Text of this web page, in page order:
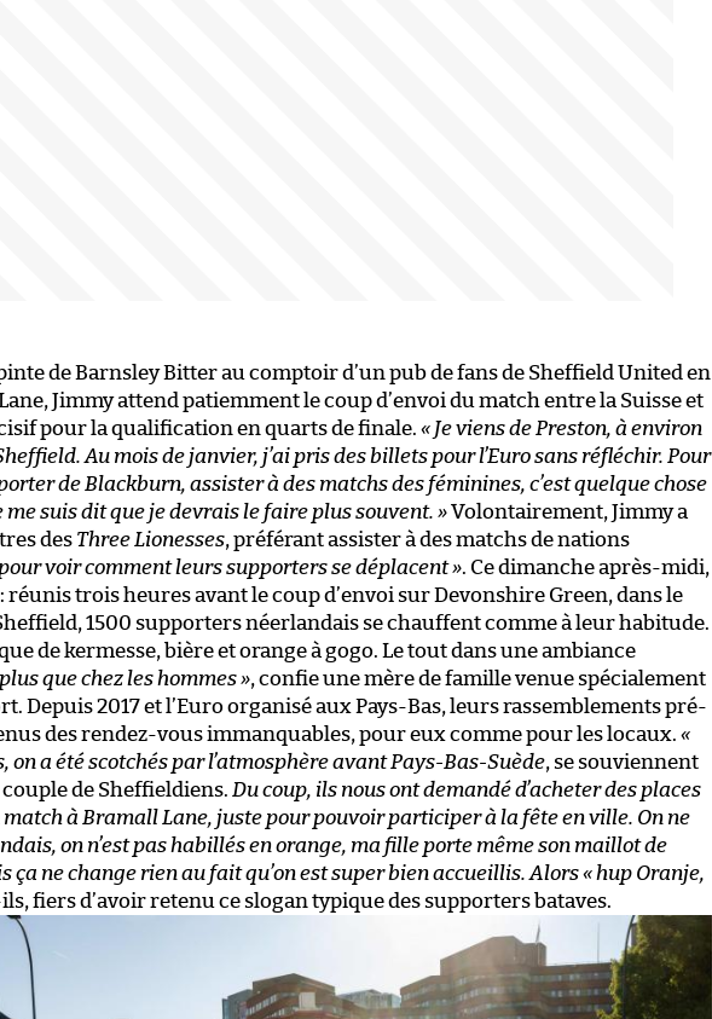
de Barnsley Bitter au comptoir d’un pub de fans de Sheffield United en
Jimmy attend patiemment le coup d’envoi du match entre la Suisse et
pour la qualification en quarts de finale. « Je viens de Preston, à environ
Au mois de janvier, j’ai pris des billets pour l’Euro sans réfléchir. Pour
de Blackburn, assister à des matchs des féminines, c’est quelque chose
me suis dit que je devrais le faire plus souvent. »Volontairement, Jimmy a
des Three Lionesses, préférant assister à des matchs de nations
voir comment leurs supporters se déplacent ». Ce dimanche après-midi,
: réunis trois heures avant le coup d’envoi sur Devonshire Green, dans le
1500 supporters néerlandais se chauffent comme à leur habitude.
de kermesse, bière et orange à gogo. Le tout dans une ambiance
que chez les hommes », confie une mère de famille venue spécialement
Depuis 2017 et l’Euro organisé aux Pays-Bas, leurs rassemblements pré-
des rendez-vous immanquables, pour eux comme pour les locaux. «
on a été scotchés par l’atmosphère avant Pays-Bas-Suède, se souviennent
couple de Sheffieldiens. Du coup, ils nous ont demandé d’acheter des places
à Bramall Lane, juste pour pouvoir participer à la fête en ville. On ne
on n’est pas habillés en orange, ma fille porte même son maillot de
ça ne change rien au fait qu’on est super bien accueillis. Alors « hup Oranje,
fiers d’avoir retenu ce slogan typique des supporters bataves.